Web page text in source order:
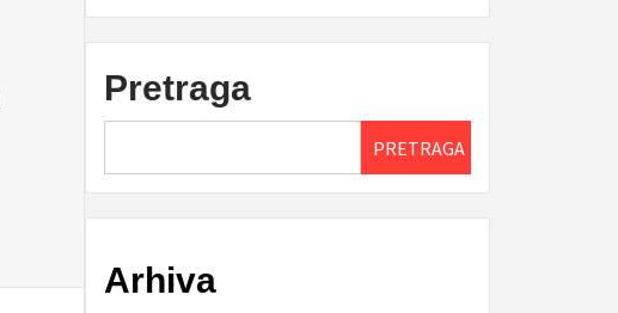
Pretraga
PRETRAGA
Arhiva